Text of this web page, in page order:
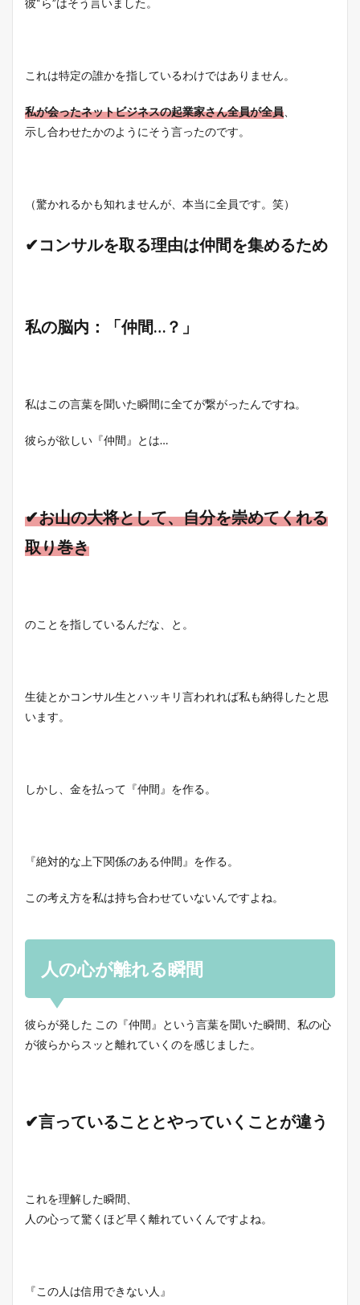
彼“ら”はそう言いました。
これは特定の誰かを指しているわけではありません。
私が会ったネットビジネスの起業家さん全員が全員
示し合わせたかのようにそう言ったのです。
（驚かれるかも知れませんが、本当に全員です。笑）
✔コンサルを取る理由は仲間を集めるため
私の脳内：「仲間…？」
私はこの言葉を聞いた瞬間に全てが繋がったんですね。
彼らが欲しい『仲間』とは…
✔お山の大将として、自分を崇めてくれる
取り巻き
のことを指しているんだな、と。
生徒とかコンサル生とハッキリ言われれば私も納得したと思
います。
しかし、金を払って『仲間』を作る。
『絶対的な上下関係のある仲間』を作る。
この考え方を私は持ち合わせていないんですよね。
人の心が離れる瞬間
彼らが発した この『仲間』という言葉を聞いた瞬間、私の心
が彼らからスッと離れていくのを感じました。
✔言っていることとやっていくことが違う
これを理解した瞬間、
人の心って驚くほど早く離れていくんですよね。
『この人は信用できない人』